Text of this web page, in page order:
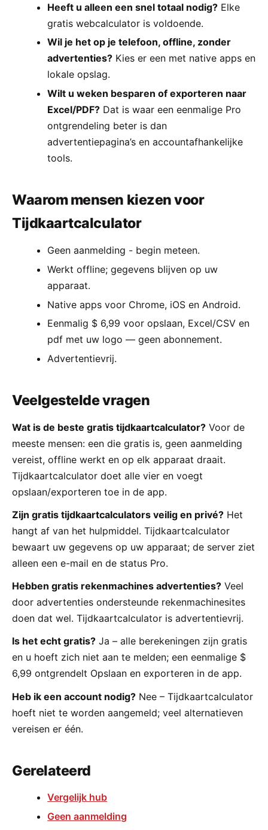
Heeft u alleen een snel totaal nodig? Elke
gratis webcalculator is voldoende.
Wil je het op je telefoon, offline, zonder
advertenties? Kies er een met native apps en
lokale opslag.
Wilt u weken besparen of exporteren naar
Excel/PDF? Dat is waar een eenmalige Pro
ontgrendeling beter is dan
advertentiepagina’s en accountafhankelijke
tools.
Waarom mensen kiezen voor
Tijdkaartcalculator
Geen aanmelding - begin meteen.
Werkt offline; gegevens blijven op uw
apparaat.
Native apps voor Chrome, iOS en Android.
Eenmalig $ 6,99 voor opslaan, Excel/CSV en
pdf met uw logo — geen abonnement.
Advertentievrij.
Veelgestelde vragen
Wat is de beste gratis tijdkaartcalculator? Voor de
meeste mensen: een die gratis is, geen aanmelding
vereist, offline werkt en op elk apparaat draait.
Tijdkaartcalculator doet alle vier en voegt
opslaan/exporteren toe in de app.
Zijn gratis tijdkaartcalculators veilig en privé? Het
hangt af van het hulpmiddel. Tijdkaartcalculator
bewaart uw gegevens op uw apparaat; de server ziet
alleen een e-mail en de status Pro.
Hebben gratis rekenmachines advertenties? Veel
door advertenties ondersteunde rekenmachinesites
doen dat wel. Tijdkaartcalculator is advertentievrij.
Is het echt gratis? Ja – alle berekeningen zijn gratis
en u hoeft zich niet aan te melden; een eenmalige $
6,99 ontgrendelt Opslaan en exporteren in de app.
Heb ik een account nodig? Nee – Tijdkaartcalculator
hoeft niet te worden aangemeld; veel alternatieven
vereisen er één.
Gerelateerd
Vergelijk hub
Geen aanmelding